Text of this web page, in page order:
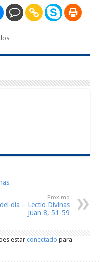
Proximo
día – Lectio Divinas
Juan 8, 51-59
estarconectado para